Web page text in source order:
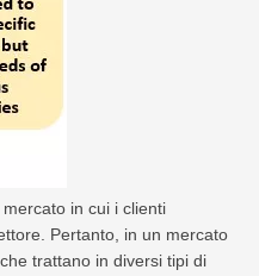
in cui i clienti
Pertanto, in un mercato
trattano in diversi tipi di